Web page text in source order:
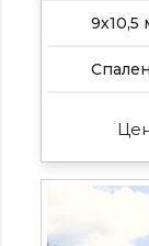
9х10,5